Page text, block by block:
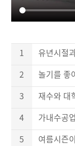
1
유년시절
2
놀기를 좋
3
재수와 대
4
가내수공
5
여름시즌